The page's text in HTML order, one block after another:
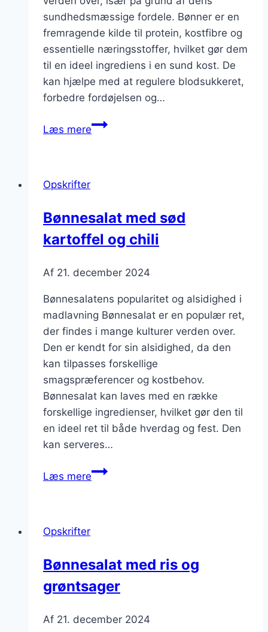
sundhedsmæssige fordele. Bønner er en
fremragende kilde til protein, kostfibre og
essentielle næringsstoffer, hvilket gør dem
til en ideel ingrediens i en sund kost. De
kan hjælpe med at regulere blodsukkeret,
forbedre fordøjelsen og…
Læs mereBønnesalat
Opskrifter
Bønnesalat med sød
kartoffel og chili
Af 21. december 2024
Bønnesalatens popularitet og alsidighed i
madlavning Bønnesalat er en populær ret,
der findes i mange kulturer verden over.
Den er kendt for sin alsidighed, da den
kan tilpasses forskellige
smagspræferencer og kostbehov.
Bønnesalat kan laves med en række
forskellige ingredienser, hvilket gør den til
en ideel ret til både hverdag og fest. Den
kan serveres…
Læs mereBønnesalat
Opskrifter
Bønnesalat med ris og
grøntsager
Af 21. december 2024